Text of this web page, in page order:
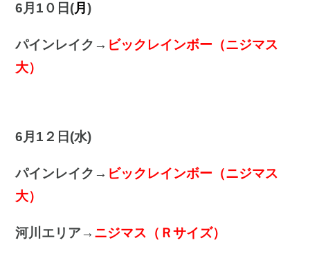
6月1０日(月)
パインレイク→ ビックレインボー（ニジマス
大）
6月1２日(水)
パインレイク→ ビックレインボー（ニジマス
大）
河川エリア→ ニジマス（Ｒサイズ）